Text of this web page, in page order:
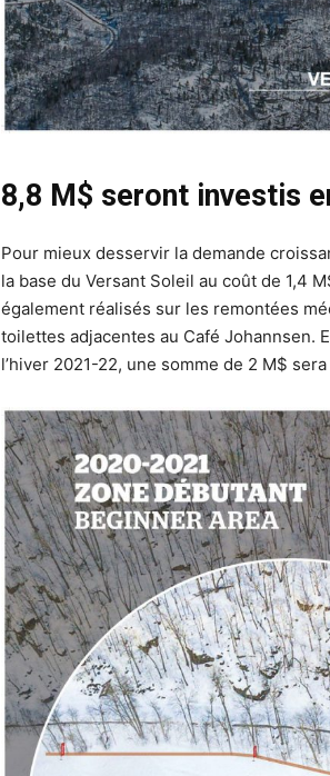
8,8 M$ seront investis
Pour mieux desservir la demande
la base du Versant Soleil au coût de 1,4
également réalisés sur les remontées
toilettes adjacentes au Café Johannsen.
l’hiver 2021-22, une somme de 2 M$